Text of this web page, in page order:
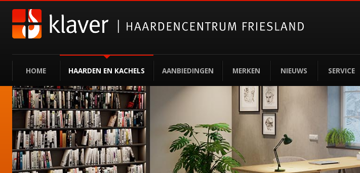
HOME HAARDEN EN KACHELS AANBIEDINGEN MERKEN NIEUWS SERVICE